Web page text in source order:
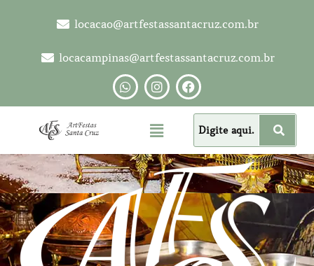
locacao@artfestassantacruz.com.br
locacampinas@artfestassantacruz.com.br